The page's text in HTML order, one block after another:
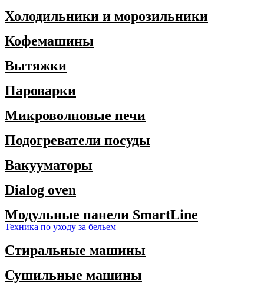
Холодильники и морозильники
Кофемашины
Вытяжки
Пароварки
Микроволновые печи
Подогреватели посуды
Вакууматоры
Dialog oven
Модульные панели SmartLine
Техника по уходу за бельем
Стиральные машины
Сушильные машины